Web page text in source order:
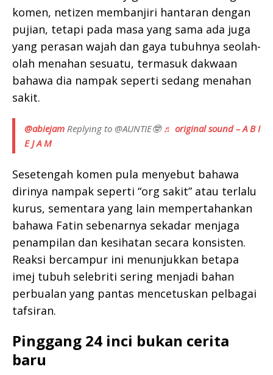
komen, netizen membanjiri hantaran dengan
pujian, tetapi pada masa yang sama ada juga
yang perasan wajah dan gaya tubuhnya seolah-
olah menahan sesuatu, termasuk dakwaan
bahawa dia nampak seperti sedang menahan
sakit.
@abiejam Replying to @AUNTIE🤓 ♬ original sound – A B I
E J A M
Sesetengah komen pula menyebut bahawa
dirinya nampak seperti “org sakit” atau terlalu
kurus, sementara yang lain mempertahankan
bahawa Fatin sebenarnya sekadar menjaga
penampilan dan kesihatan secara konsisten.
Reaksi bercampur ini menunjukkan betapa
imej tubuh selebriti sering menjadi bahan
perbualan yang pantas mencetuskan pelbagai
tafsiran.
Pinggang 24 inci bukan cerita
baru